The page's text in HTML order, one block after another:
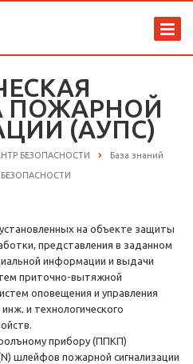
ПОЖАРНОЙ
(АУПС)
БЕЗОПАСНОСТИ База знаний
БЕЗОПАСНОСТИ
на объекте защиты
представления в заданном
информации и выдачи
приточно-вытяжной
оповещения и управления
и технологического
прибору (ППКП)
шлейфов пожарной сигнализации